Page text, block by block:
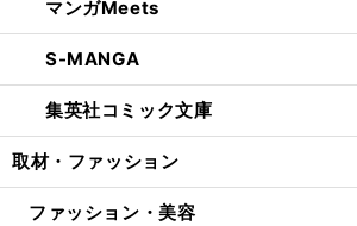
マンガMeets
S-MANGA
集英社コミック文庫
取材・ファッション
ファッション・美容